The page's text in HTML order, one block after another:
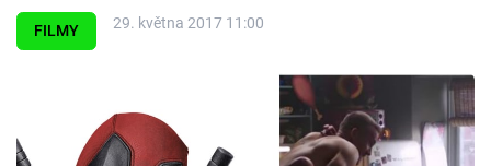
Filmy
FILMY 29. května 2017 11:00